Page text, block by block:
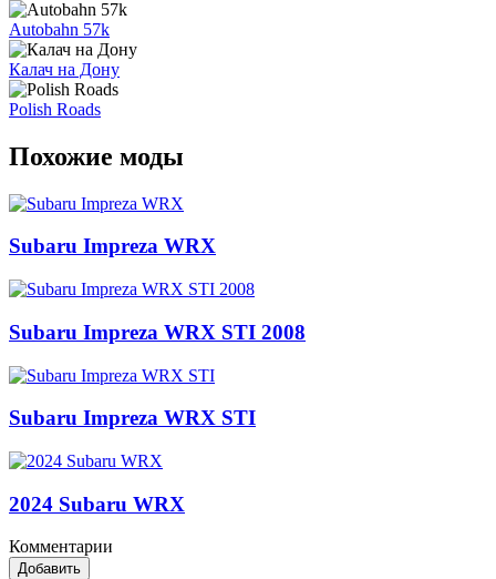
Autobahn 57k
Калач на Дону
Polish Roads
Похожие моды
Subaru Impreza WRX
Subaru Impreza WRX STI 2008
Subaru Impreza WRX STI
2024 Subaru WRX
Комментарии
Добавить